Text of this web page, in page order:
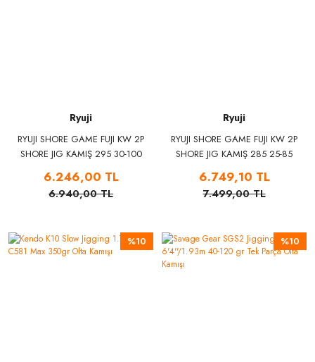
Ryuji
RYUJI SHORE GAME FUJI KW 2P
SHORE JIG KAMIŞ 295 30-100
6.246,00 TL
6.940,00 TL
Ryuji
RYUJI SHORE GAME FUJI KW 2P
SHORE JIG KAMIŞ 285 25-85
6.749,10 TL
7.499,00 TL
%10 %10